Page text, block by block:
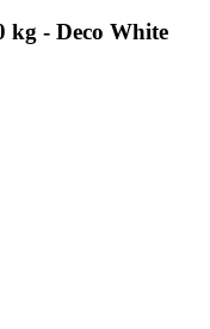
kg - Deco White